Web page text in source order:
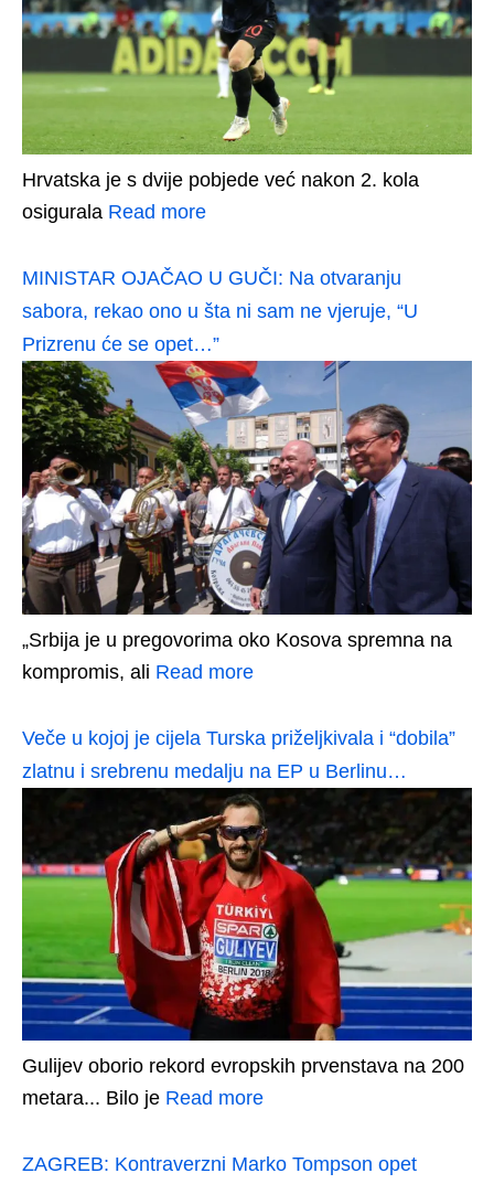
Hrvatska je s dvije pobjede već nakon 2. kola
osigurala Read more
MINISTAR OJAČAO U GUČI: Na otvaranju
sabora, rekao ono u šta ni sam ne vjeruje, “U
Prizrenu će se opet…”
„Srbija je u pregovorima oko Kosova spremna na
kompromis, ali Read more
Veče u kojoj je cijela Turska priželjkivala i “dobila”
zlatnu i srebrenu medalju na EP u Berlinu…
Gulijev oborio rekord evropskih prvenstava na 200
metara... Bilo je Read more
ZAGREB: Kontraverzni Marko Tompson opet